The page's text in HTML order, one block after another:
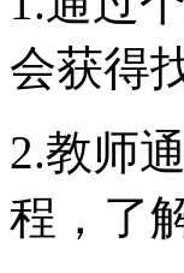
会获得
2.教师
程，了